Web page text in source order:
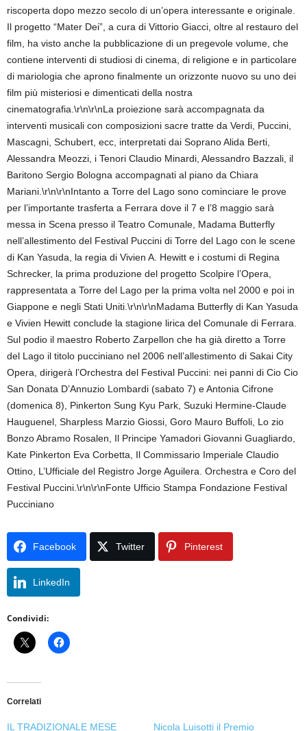
riscoperta dopo mezzo secolo di un’opera interessante e originale.
Il progetto “Mater Dei”, a cura di Vittorio Giacci, oltre al restauro del
film, ha visto anche la pubblicazione di un pregevole volume, che
contiene interventi di studiosi di cinema, di religione e in particolare
di mariologia che aprono finalmente un orizzonte nuovo su uno dei
film più misteriosi e dimenticati della nostra
cinematografia.\r\n\r\nLa proiezione sarà accompagnata da
interventi musicali con composizioni sacre tratte da Verdi, Puccini,
Mascagni, Schubert, ecc, interpretati dai Soprano Alida Berti,
Alessandra Meozzi, i Tenori Claudio Minardi, Alessandro Bazzali, il
Baritono Sergio Bologna accompagnati al piano da Chiara
Mariani.\r\n\r\nIntanto a Torre del Lago sono cominciare le prove
per l’importante trasferta a Ferrara dove il 7 e l’8 maggio sarà
messa in Scena presso il Teatro Comunale, Madama Butterfly
nell’allestimento del Festival Puccini di Torre del Lago con le scene
di Kan Yasuda, la regia di Vivien A. Hewitt e i costumi di Regina
Schrecker, la prima produzione del progetto Scolpire l’Opera,
rappresentata a Torre del Lago per la prima volta nel 2000 e poi in
Giappone e negli Stati Uniti.\r\n\r\nMadama Butterfly di Kan Yasuda
e Vivien Hewitt conclude la stagione lirica del Comunale di Ferrara.
Sul podio il maestro Roberto Zarpellon che ha già diretto a Torre
del Lago il titolo pucciniano nel 2006 nell’allestimento di Sakai City
Opera, dirigerà l’Orchestra del Festival Puccini: nei panni di Cio Cio
San Donata D’Annuzio Lombardi (sabato 7) e Antonia Cifrone
(domenica 8), Pinkerton Sung Kyu Park, Suzuki Hermine-Claude
Hauguenel, Sharpless Marzio Giossi, Goro Mauro Buffoli, Lo zio
Bonzo Abramo Rosalen, Il Principe Yamadori Giovanni Guagliardo,
Kate Pinkerton Eva Corbetta, Il Commissario Imperiale Claudio
Ottino, L’Ufficiale del Registro Jorge Aguilera. Orchestra e Coro del
Festival Puccini.\r\n\r\nFonte Ufficio Stampa Fondazione Festival
Pucciniano
Facebook Twitter Pinterest
LinkedIn
Condividi:
Correlati
IL TRADIZIONALE MESE Nicola Luisotti il Premio